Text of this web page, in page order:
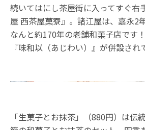
続いてはにし茶屋街に入ってすぐ右
屋 西茶屋菓寮』。諸江屋は、嘉永2
なんと約170年の老舗和菓子店です
『味和以（あじわい）』が併設され
「生菓子とお抹茶」（880円）は伝